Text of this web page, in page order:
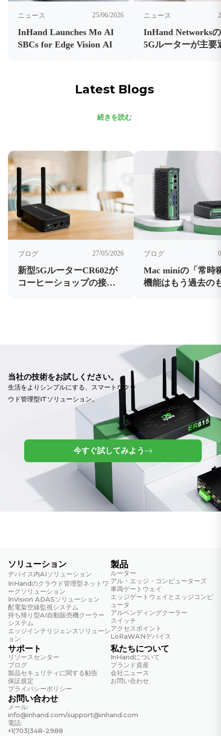
ニュース 25/06/2026
InHand Launches Mo AI
SBCs for Edge Vision AI
ニュース
InHand Networks
5Gルーターが主要
Latest Blogs
続きを読む
ブログ 27/05/2026
新型5GルーターCR602が
コーヒーショップの接続
ブログ
Mac miniの「常時
機能はもう過去の
当社の技術をお試しください。
生活をよりシンプルにする、スマートなクラ
ウド管理型ITソリューション。
今すぐ試してみよう
ソリューション
デバイス内AIソリューション
InHandのクラウド管理型ネットワ
ークソリューション
InVision ADASソリューション
配電架空線監視システム
持ち帰り型AI自動販売機クーラー
システム
エッジインテリジェンスソリューシ
ョン
製品
ルーター
アル・エッジ・コンピューターズ
車両ゲートウェイ
エッジゲートウェイとエッジコンピ
ュータ
アルベンディングクーラー
スイッチ
アクセスポイント
LoRaWANデバイス
サポート
リソースセンター
ブログ
製品セキュリティに関する勧告
保証規定
プライバシーポリシー
私たちについて
InHandについて
ブランド資産
会社ニュース
お問い合わせ
お問い合わせ
メール:
info@inhand.com/support@inhand.com
電話:
+1(703)348-2988